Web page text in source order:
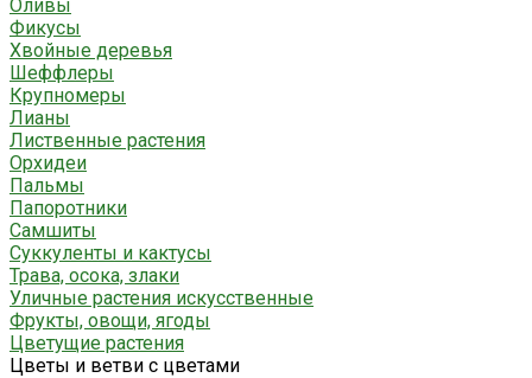
Оливы
Фикусы
Хвойные деревья
Шеффлеры
Крупномеры
Лианы
Лиственные растения
Орхидеи
Пальмы
Папоротники
Самшиты
Суккуленты и кактусы
Трава, осока, злаки
Уличные растения искусственные
Фрукты, овощи, ягоды
Цветущие растения
Цветы и ветви с цветами